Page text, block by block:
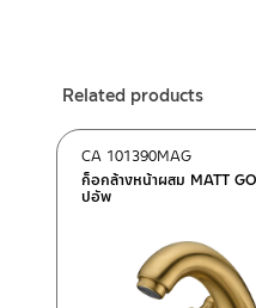
After Sales Service
662/61-62 Rama 3
–Lazada
– ซื้อสินค้าชิ้นนี้บน Shopee
ซื้อสินค้าชิ้นนี้บน Lazada
Tel: 02-285-5795
Related products
ก็อกล้างหน้าผสม MATT
ปอัพ
CA 101390MAG